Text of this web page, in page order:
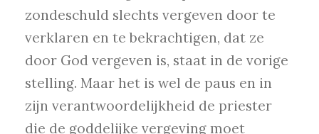
zondeschuld slechts vergeven door te
verklaren en te bekrachtigen, dat ze
door God vergeven is, staat in de vorige
stelling. Maar het is wel de paus en in
zijn verantwoordelijkheid de priester
die de goddelijke vergeving moet